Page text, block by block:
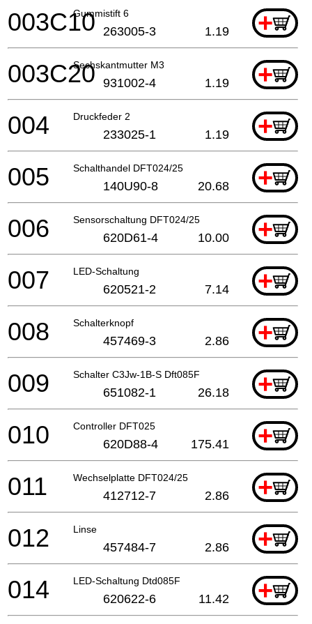
Gummistift 6 +
003C10 263005-3 1.19
Sechskantmutter M3 +
003C20 931002-4 1.19
Druckfeder 2 +
004 233025-1 1.19
Schalthandel DFT024/25 +
005 140U90-8 20.68
Sensorschaltung DFT024/25 +
006 620D61-4 10.00
LED-Schaltung +
007 620521-2 7.14
Schalterknopf +
008 457469-3 2.86
Schalter C3Jw-1B-S Dft085F +
009 651082-1 26.18
Controller DFT025 +
010 620D88-4 175.41
Wechselplatte DFT024/25 +
011 412712-7 2.86
Linse +
012 457484-7 2.86
LED-Schaltung Dtd085F +
014 620622-6 11.42